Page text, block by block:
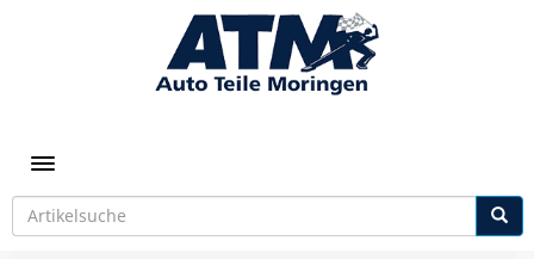
Toggle navigation